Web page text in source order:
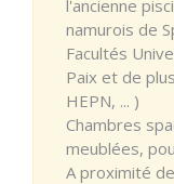
l'ancienne
namurois de
Facultés
Paix et de
HEPN, ... )
Chambres
meublées,
A proximité